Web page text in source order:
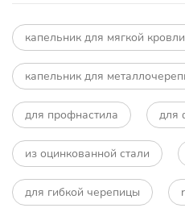
капельник для мягкой кровли
капельник для
для профнастила для
из оцинкованной стали
для гибкой черепицы